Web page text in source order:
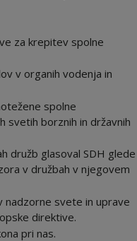
za krepitev spolne
v organih vodenja in
spolne
svetih borznih in državnih
družb glasoval SDH glede
v družbah v njegovem
nadzorne svete in uprave
direktive.
pri nas.